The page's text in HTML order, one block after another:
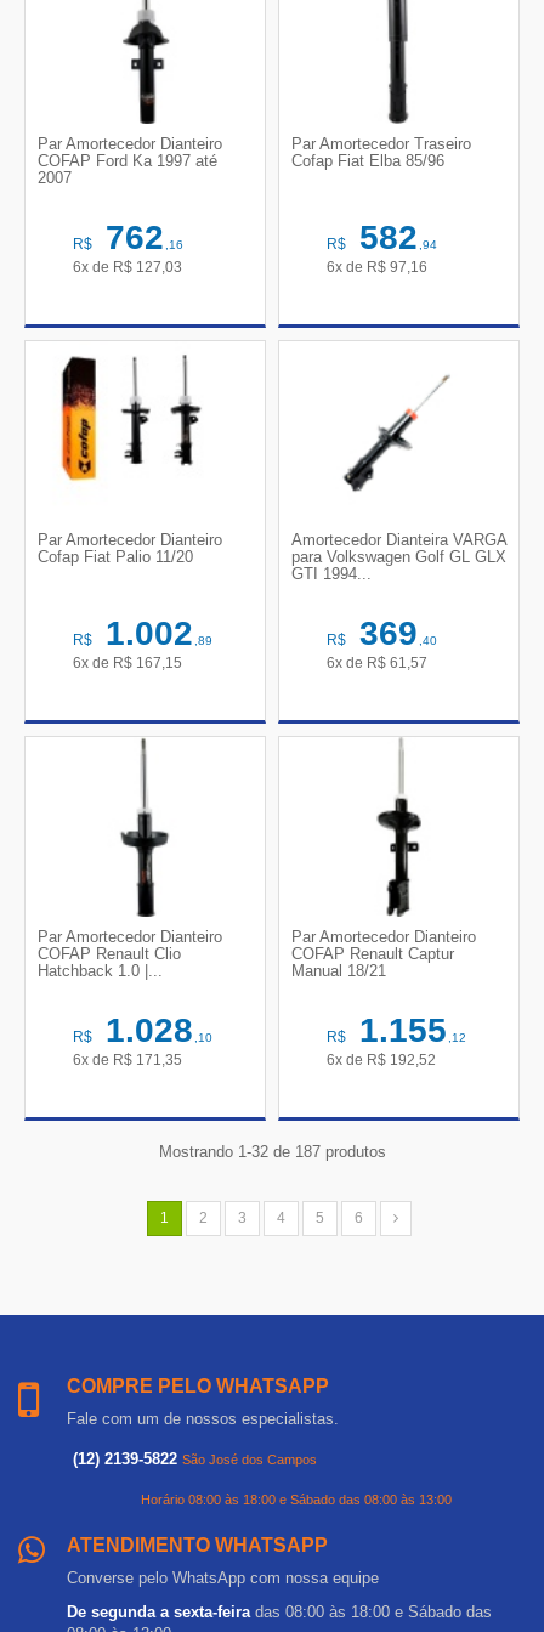
Par Amortecedor Dianteiro
COFAP Ford Ka 1997 até
2007
R$ 762,16
6x de R$ 127,03
Par Amortecedor Traseiro
Cofap Fiat Elba 85/96
R$ 582,94
6x de R$ 97,16
Par Amortecedor Dianteiro
Cofap Fiat Palio 11/20
R$ 1.002,89
6x de R$ 167,15
Amortecedor Dianteira VARGA
para Volkswagen Golf GL GLX
GTI 1994...
R$ 369,40
6x de R$ 61,57
Par Amortecedor Dianteiro
COFAP Renault Clio
Hatchback 1.0 |...
R$ 1.028,10
6x de R$ 171,35
Par Amortecedor Dianteiro
COFAP Renault Captur
Manual 18/21
R$ 1.155,12
6x de R$ 192,52
Mostrando 1-32 de 187 produtos
1 2 3 4 5 6
COMPRE PELO WHATSAPP
Fale com um de nossos especialistas.
(12) 2139-5822 São José dos Campos
Horário 08:00 às 18:00 e Sábado das 08:00 às 13:00
ATENDIMENTO WHATSAPP
Converse pelo WhatsApp com nossa equipe
De segunda a sexta-feiradas 08:00 às 18:00 e Sábado das